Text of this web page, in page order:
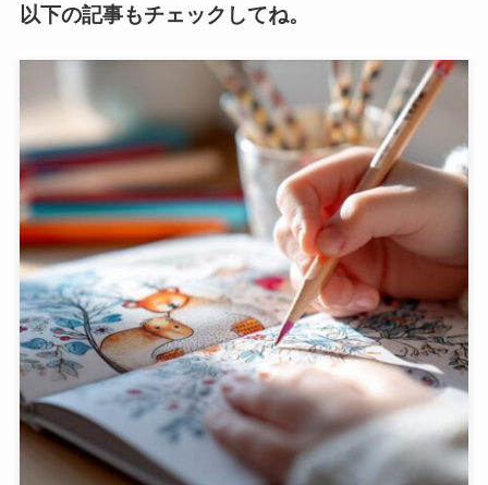
以下の記事もチェックしてね。